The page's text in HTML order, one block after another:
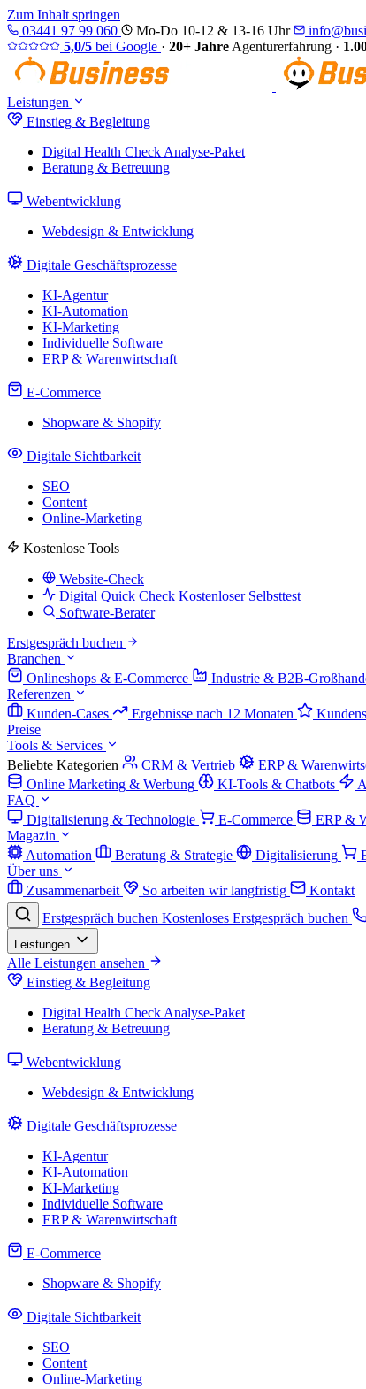
Zum Inhalt springen
03441 97 99 060
Mo-Do 10-12 & 13-16 Uhr
5,0/5 bei Google · 20+ Jahre Agenturerfahrung ·
Leistungen
Einstieg & Begleitung
Digital Health Check Analyse-Paket
Beratung & Betreuung
Webentwicklung
Webdesign & Entwicklung
Digitale Geschäftsprozesse
KI-Agentur
KI-Automation
KI-Marketing
Individuelle Software
ERP & Warenwirtschaft
E-Commerce
Shopware & Shopify
Digitale Sichtbarkeit
SEO
Content
Online-Marketing
Kostenlose Tools
Website-Check
Digital Quick Check Kostenloser Selbsttest
Software-Berater
Erstgespräch buchen
Branchen
Onlineshops & E-Commerce
Industrie & B2B-
Referenzen
Kunden-Cases
Ergebnisse nach 12 Monaten
Preise
Tools & Services
Beliebte Kategorien
CRM & Vertrieb ERP &
Online Marketing & Werbung
KI-Tools & Chatbots
FAQ
Digitalisierung & Technologie
E-Commerce ERP &
Magazin
Automation
Beratung & Strategie Digitalisierung
Über uns
Zusammenarbeit
So arbeiten wir langfristig
Kontakt
Erstgespräch buchen Kostenloses Erstgespräch buchen
Leistungen
Alle Leistungen ansehen
Einstieg & Begleitung
Digital Health Check Analyse-Paket
Beratung & Betreuung
Webentwicklung
Webdesign & Entwicklung
Digitale Geschäftsprozesse
KI-Agentur
KI-Automation
KI-Marketing
Individuelle Software
ERP & Warenwirtschaft
E-Commerce
Shopware & Shopify
Digitale Sichtbarkeit
SEO
Content
Online-Marketing